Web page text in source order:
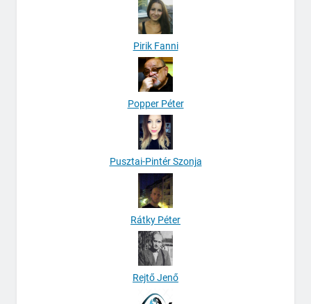
Pirik Fanni
Popper Péter
Pusztai-Pintér Szonja
Rátky Péter
Rejtő Jenő